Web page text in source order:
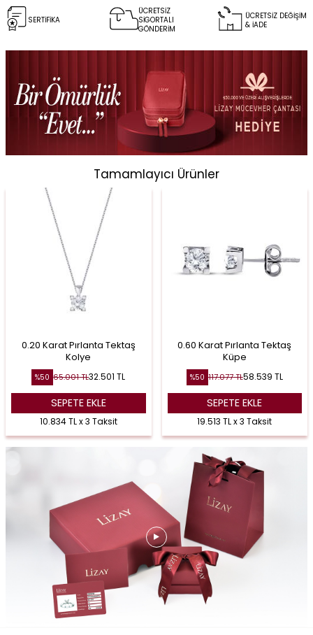
SERTİFİKA
ÜCRETSİZ
SİGORTALI
GÖNDERİM
ÜCRETSİZ DEĞİŞİM
& İADE
Tamamlayıcı Ürünler
0.20 Karat Pırlanta Tektaş
Kolye
%50 65.001TL32.501 TL
SEPETE EKLE
10.834 TL x 3 Taksit
0.60 Karat Pırlanta Tektaş
Küpe
%50 117.077TL58.539 TL
SEPETE EKLE
19.513 TL x 3 Taksit